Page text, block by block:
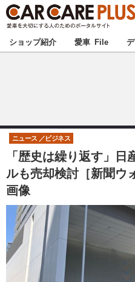
★カーケアプラス認定★ 厳
甲信越
東海
九州
注目の記事
ショップレポート
ディテイリング
ショップ紹介 愛車 File
「歴史は繰り返す」
ルも売却検討［新聞ウ
画像
ニュース ビジネス